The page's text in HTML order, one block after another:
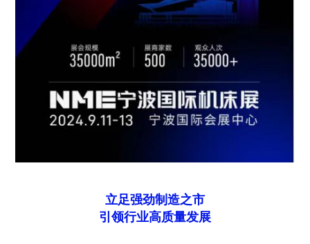
立足强劲制造之市
引领行业高质量发展